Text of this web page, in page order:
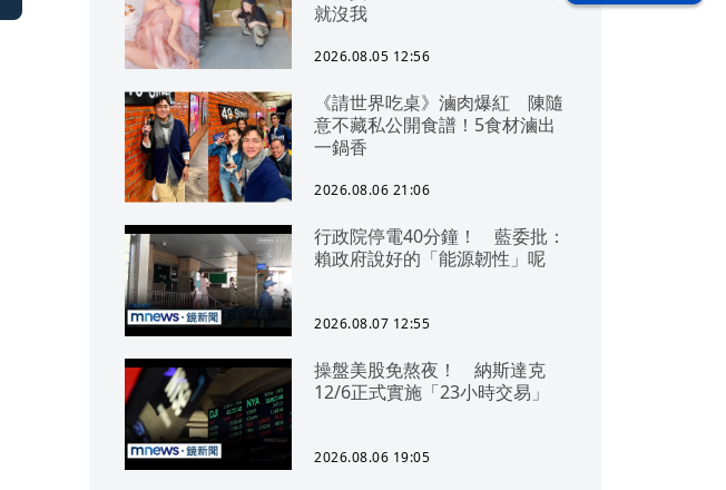
就沒我
2026.08.05 12:56
《請世界吃桌》滷肉爆紅 陳隨
意不藏私公開食譜！5食材滷出
一鍋香
2026.08.06 21:06
行政院停電40分鐘！ 藍委批：
賴政府說好的「能源韌性」呢
2026.08.07 12:55
操盤美股免熬夜！ 納斯達克
12/6正式實施「23小時交易」
2026.08.06 19:05